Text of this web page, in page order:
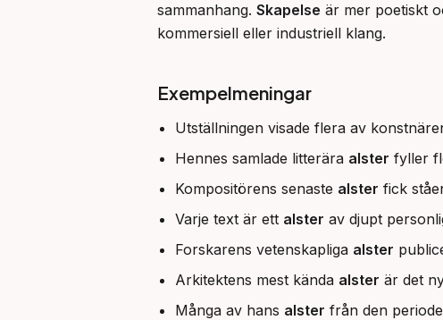
sammanhang. Skapelse är mer poetiskt
kommersiell eller industriell klang.
Exempelmeningar
Utställningen visade flera av
Hennes samlade litterära alster fyller
Kompositörens senaste alster fick
Varje text är ett alster av djupt
Forskarens vetenskapliga alster
Arkitektens mest kända alster är det
Många av hans alster från den